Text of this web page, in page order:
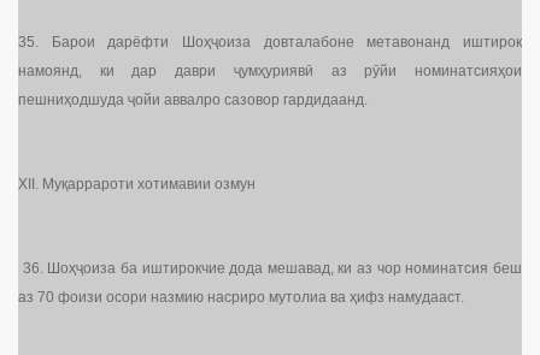
35. Барои дарёфти Шоҳҷоиза довталабоне метавонанд иштирок
намоянд, ки дар даври ҷумҳуриявӣ аз рӯйи номинатсияҳои
пешниҳодшуда ҷойи аввалро сазовор гардидаанд.
XII. Муқаррароти хотимавии озмун
36. Шоҳҷоиза ба иштирокчие дода мешавад, ки аз чор номинатсия беш
аз 70 фоизи осори назмию насриро мутолиа ва ҳифз намудааст.